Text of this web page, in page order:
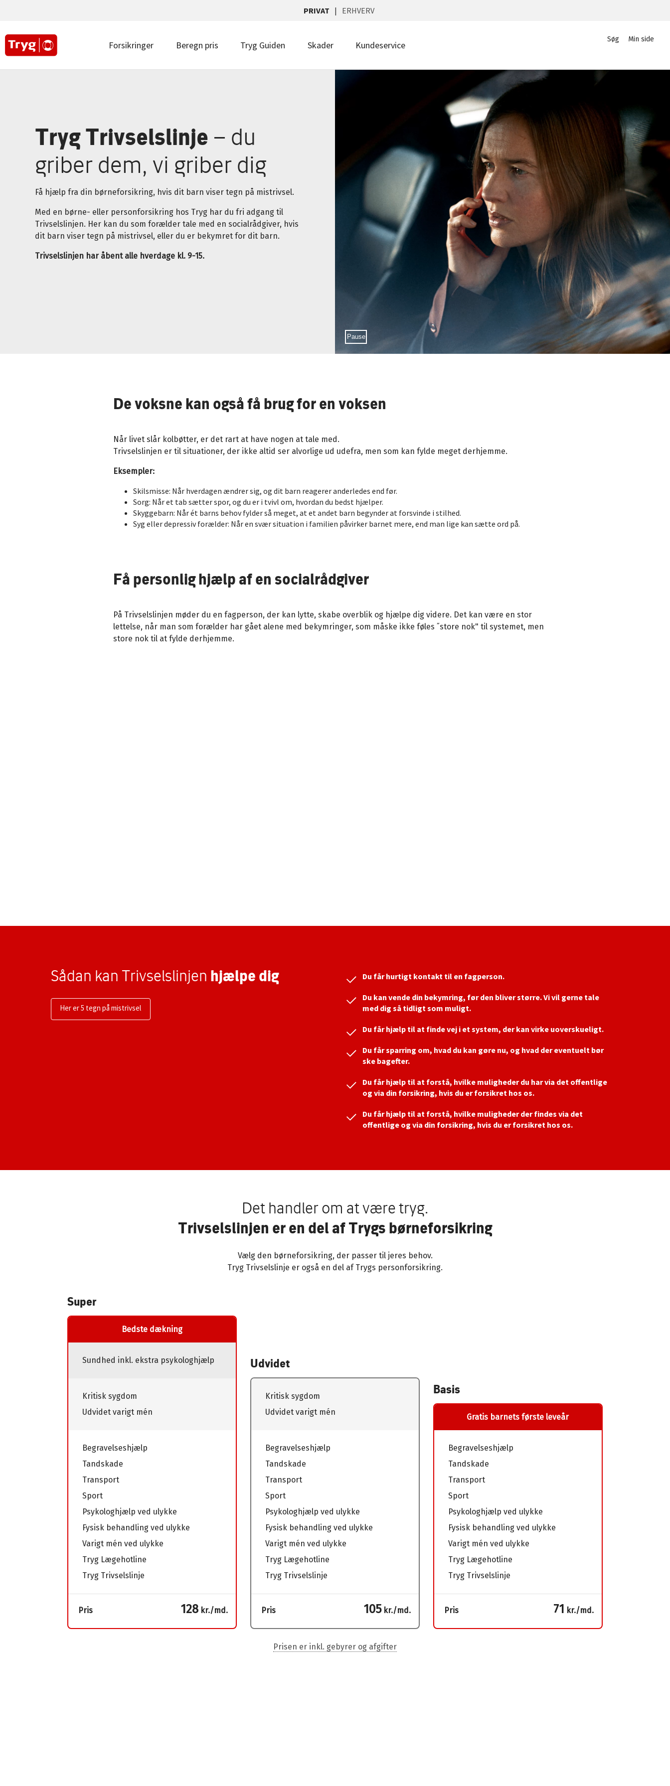
Privat
PRIVAT ERHVERV
Main
|
Forsikringer Beregn pris Tryg Guiden Skader Kundeservice
PrivatSøg Min side
Pause
Sæt video på pause
Tryg Trivselslinje – du
griber dem, vi griber dig
Få hjælp fra din børneforsikring, hvis dit barn viser tegn på mistrivsel.
Med en børne- eller personforsikring hos Tryg har du fri adgang til
Trivselslinjen. Her kan du som forælder tale med en socialrådgiver, hvis
dit barn viser tegn på mistrivsel, eller du er bekymret for dit barn.
Trivselslinjen har åbent alle hverdage kl. 9-15.
De voksne kan også få brug for en voksen
Når livet slår kolbøtter, er det rart at have nogen at tale med.
Trivselslinjen er til situationer, der ikke altid ser alvorlige ud udefra, men som kan fylde meget derhjemme.
Eksempler:
Skilsmisse: Når hverdagen ændrer sig, og dit barn reagerer anderledes end før.
Sorg: Når et tab sætter spor, og du er i tvivl om, hvordan du bedst hjælper.
Skyggebarn: Når ét barns behov fylder så meget, at et andet barn begynder at forsvinde i stilhed.
Syg eller depressiv forælder: Når en svær situation i familien påvirker barnet mere, end man lige kan sætte ord på.
Få personlig hjælp af en socialrådgiver
På Trivselslinjen møder du en fagperson, der kan lytte, skabe overblik og hjælpe dig videre. Det kan være en stor
lettelse, når man som forælder har gået alene med bekymringer, som måske ikke føles ˝store nok" til systemet, men
store nok til at fylde derhjemme.
Sådan kan Trivselslinjen hjælpe dig
Her er 5 tegn på mistrivsel
Du får hurtigt kontakt til en fagperson.
Du kan vende din bekymring, før den bliver større. Vi vil gerne tale
med dig så tidligt som muligt.
Du får hjælp til at finde vej i et system, der kan virke uoverskueligt.
Du får sparring om, hvad du kan gøre nu, og hvad der eventuelt bør
ske bagefter.
Du får hjælp til at forstå, hvilke muligheder du har via det offentlige
og via din forsikring, hvis du er forsikret hos os.
Du får hjælp til at forstå, hvilke muligheder der findes via det
offentlige og via din forsikring, hvis du er forsikret hos os.
Det handler om at være tryg.
Trivselslinjen er en del af Trygs børneforsikring
Vælg den børneforsikring, der passer til jeres behov.
Tryg Trivselslinje er også en del af Trygs personforsikring.
Super
Bedste dækning
Sundhed inkl. ekstra psykologhjælp
Kritisk sygdom
Udvidet varigt mén
Begravelseshjælp
Tandskade
Transport
Sport
Psykologhjælp ved ulykke
Fysisk behandling ved ulykke
Varigt mén ved ulykke
Tryg Lægehotline
Tryg Trivselslinje
Pris 128 kr./md.
Udvidet
Kritisk sygdom
Udvidet varigt mén
Begravelseshjælp
Tandskade
Transport
Sport
Psykologhjælp ved ulykke
Fysisk behandling ved ulykke
Varigt mén ved ulykke
Tryg Lægehotline
Tryg Trivselslinje
Pris 105 kr./md.
Basis
Gratis barnets første leveår
Begravelseshjælp
Tandskade
Transport
Sport
Psykologhjælp ved ulykke
Fysisk behandling ved ulykke
Varigt mén ved ulykke
Tryg Lægehotline
Tryg Trivselslinje
Pris 71 kr./md.
Prisen er inkl. gebyrer og afgifter